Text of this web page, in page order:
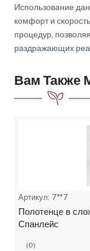
Использование
комфорт и
процедур,
раздражающих
Вам Также
Артикул: 7**7
Полотенце в
Спанлейс
(0)